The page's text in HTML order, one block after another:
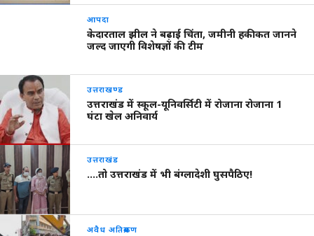
आपदा
केदारताल झील ने बढ़ाई चिंता, जमीनी हकीकत जानने
जल्द जाएगी विशेषज्ञों की टीम
उत्तराखण्ड
उत्तराखंड में स्कूल-यूनिवर्सिटी में रोजाना रोजाना 1
घंटा खेल अनिवार्य
उत्तराखंड
….तो उत्तराखंड में भी बंग्लादेशी घुसपैठिए!
अवैध अतिक्रमण